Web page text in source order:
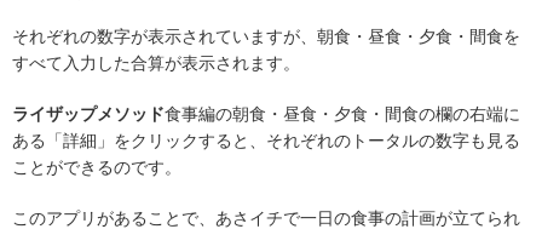
それぞれの数字が表示されていますが、朝食・昼食・夕食・間食を
すべて入力した合算が表示されます。
ライザップメソッド食事編の朝食・昼食・夕食・間食の欄の右端に
ある「詳細」をクリックすると、それぞれのトータルの数字も見る
ことができるのです。
このアプリがあることで、あさイチで一日の食事の計画が立てられ